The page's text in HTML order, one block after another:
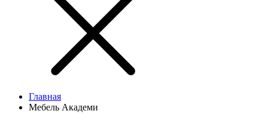
Главная
Мебель Академи